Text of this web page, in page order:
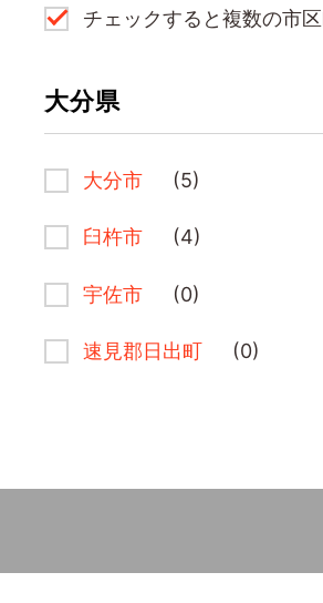
チェックすると複数の市
大分県
大分市 (5)
臼杵市 (4)
宇佐市 (0)
速見郡日出町 (0)